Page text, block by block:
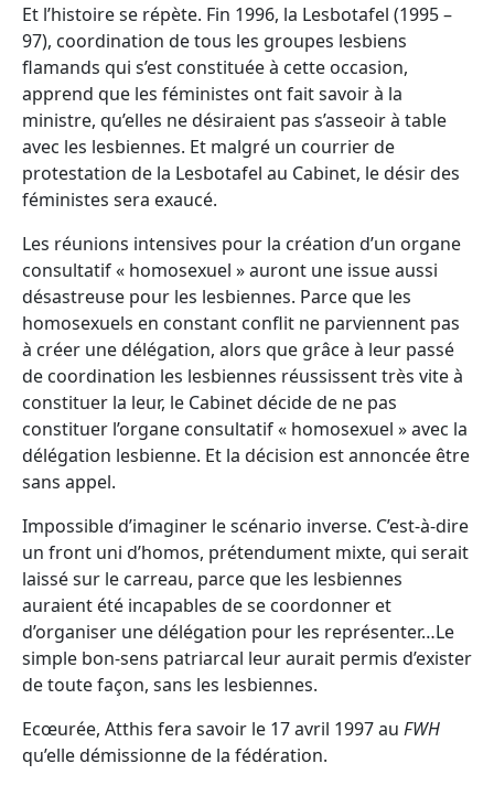
Et l’histoire se répète. Fin 1996, la Lesbotafel (1995 –
97), coordination de tous les groupes lesbiens
flamands qui s’est constituée à cette occasion,
apprend que les féministes ont fait savoir à la
ministre, qu’elles ne désiraient pas s’asseoir à table
avec les lesbiennes. Et malgré un courrier de
protestation de la Lesbotafel au Cabinet, le désir des
féministes sera exaucé.
Les réunions intensives pour la création d’un organe
consultatif « homosexuel » auront une issue aussi
désastreuse pour les lesbiennes. Parce que les
homosexuels en constant conflit ne parviennent pas
à créer une délégation, alors que grâce à leur passé
de coordination les lesbiennes réussissent très vite à
constituer la leur, le Cabinet décide de ne pas
constituer l’organe consultatif « homosexuel » avec la
délégation lesbienne. Et la décision est annoncée être
sans appel.
Impossible d’imaginer le scénario inverse. C’est-à-dire
un front uni d’homos, prétendument mixte, qui serait
laissé sur le carreau, parce que les lesbiennes
auraient été incapables de se coordonner et
d’organiser une délégation pour les représenter…Le
simple bon-sens patriarcal leur aurait permis d’exister
de toute façon, sans les lesbiennes.
Ecœurée, Atthis fera savoir le 17 avril 1997 au FWH
qu’elle démissionne de la fédération.